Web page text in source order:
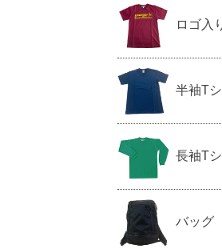
ロゴ入
半袖T
長袖T
バッグ